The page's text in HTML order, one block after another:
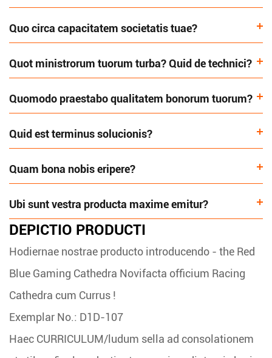
Quo circa capacitatem societatis tuae?
Quot ministrorum tuorum turba? Quid de technici?
Quomodo praestabo qualitatem bonorum tuorum?
Quid est terminus solucionis?
Quam bona nobis eripere?
Ubi sunt vestra producta maxime emitur?
DEPICTIO PRODUCTI
Hodiernae nostrae producto introducendo - the Red
Blue Gaming Cathedra Novifacta officium Racing
Cathedra cum Currus !
Exemplar No.: D1D-107
Haec CURRICULUM/ludum sella ad consolationem